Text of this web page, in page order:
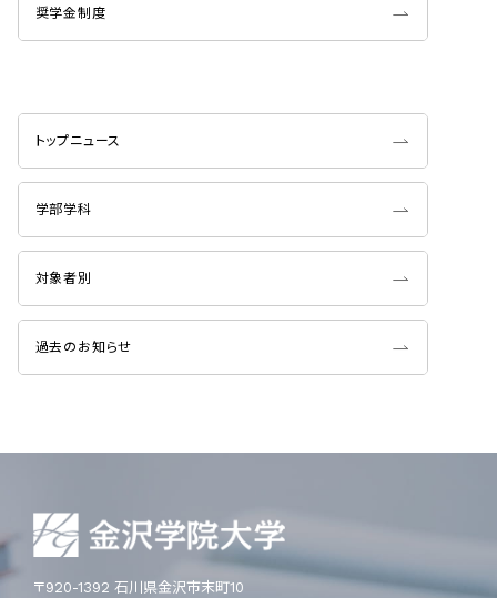
奨学金制度
トップニュース
学部学科
対象者別
過去のお知らせ
〒920-1392 石川県金沢市末町10